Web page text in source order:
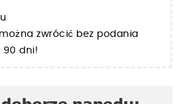
zwrócić bez podania
90 dni!